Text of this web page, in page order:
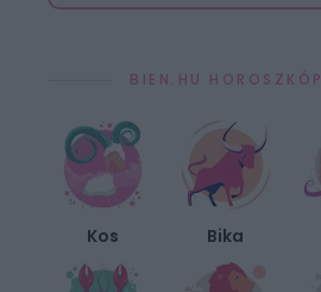
BIEN.HU HOROSZKÓP
Kos Bika